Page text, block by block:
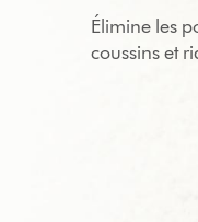
Élimine les
coussins et